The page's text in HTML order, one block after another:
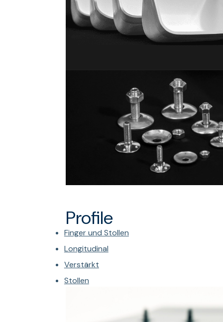
Profile
Finger und Stollen
Longitudinal
Verstärkt
Stollen